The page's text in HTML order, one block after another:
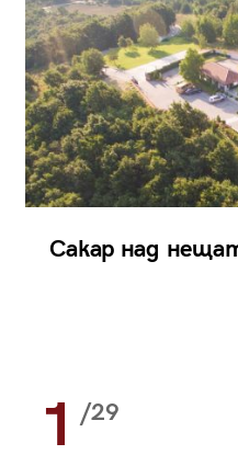
Сакар над
1 /29